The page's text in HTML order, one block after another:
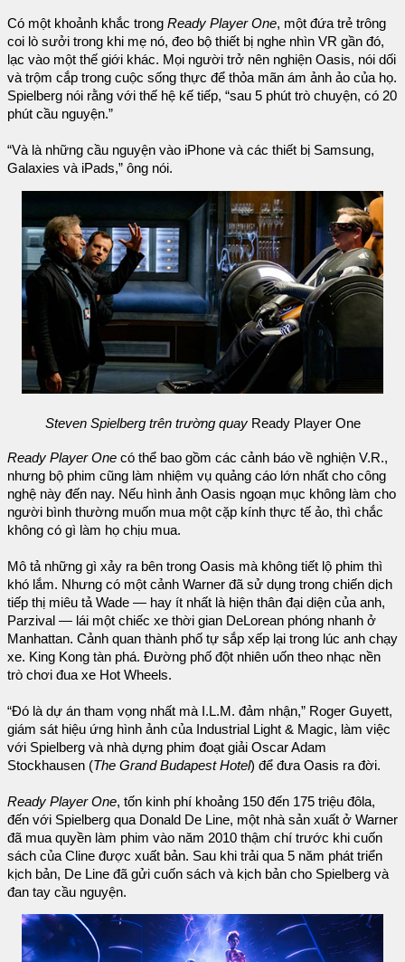
Có một khoảnh khắc trong Ready Player One, một đứa trẻ trông
coi lò sưởi trong khi mẹ nó, đeo bộ thiết bị nghe nhìn VR gần đó,
lạc vào một thế giới khác. Mọi người trở nên nghiện Oasis, nói dối
và trộm cắp trong cuộc sống thực để thỏa mãn ám ảnh ảo của họ.
Spielberg nói rằng với thế hệ kế tiếp, “sau 5 phút trò chuyện, có 20
phút cầu nguyện.”
“Và là những cầu nguyện vào iPhone và các thiết bị Samsung,
Galaxies và iPads,” ông nói.
Steven Spielberg trên trường quayReady Player One
Ready Player One có thể bao gồm các cảnh báo về nghiện V.R.,
nhưng bộ phim cũng làm nhiệm vụ quảng cáo lớn nhất cho công
nghệ này đến nay. Nếu hình ảnh Oasis ngoạn mục không làm cho
người bình thường muốn mua một cặp kính thực tế ảo, thì chắc
không có gì làm họ chịu mua.
Mô tả những gì xảy ra bên trong Oasis mà không tiết lộ phim thì
khó lắm. Nhưng có một cảnh Warner đã sử dụng trong chiến dịch
tiếp thị miêu tả Wade — hay ít nhất là hiện thân đại diện của anh,
Parzival — lái một chiếc xe thời gian DeLorean phóng nhanh ở
Manhattan. Cảnh quan thành phố tự sắp xếp lại trong lúc anh chạy
xe. King Kong tàn phá. Đường phố đột nhiên uốn theo nhạc nền
trò chơi đua xe Hot Wheels.
“Đó là dự án tham vọng nhất mà I.L.M. đảm nhận,” Roger Guyett,
giám sát hiệu ứng hình ảnh của Industrial Light & Magic, làm việc
với Spielberg và nhà dựng phim đoạt giải Oscar Adam
Stockhausen (The Grand Budapest Hotel) để đưa Oasis ra đời.
Ready Player One, tốn kinh phí khoảng 150 đến 175 triệu đôla,
đến với Spielberg qua Donald De Line, một nhà sản xuất ở Warner
đã mua quyền làm phim vào năm 2010 thậm chí trước khi cuốn
sách của Cline được xuất bản. Sau khi trải qua 5 năm phát triển
kịch bản, De Line đã gửi cuốn sách và kịch bản cho Spielberg và
đan tay cầu nguyện.